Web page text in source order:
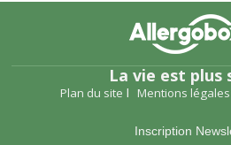
La vie est plus
Plan du site Mentions légales
Inscription